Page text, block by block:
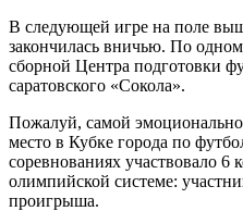
В следующей игре на поле
закончилась вничью. По
сборной Центра подготовки
саратовского «Сокола».
Пожалуй, самой
место в Кубке города по
соревнованиях участвовало
олимпийской системе:
проигрыша.